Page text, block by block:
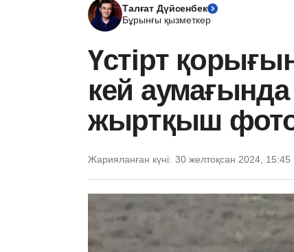
Талғат Дүйсенбек
Бұрынғы қызметкер
Үстірт
кей аумағында
жыртқыш
Жарияланған күні: 30 желтоқсан 2024, 15:45